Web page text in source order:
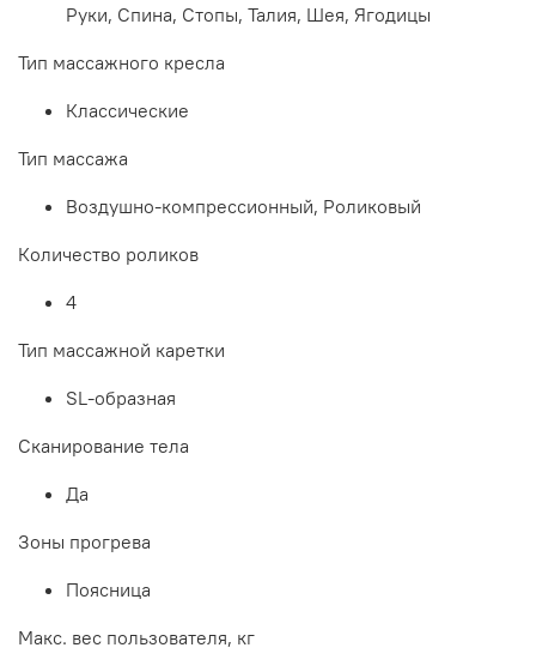
Руки, Спина, Стопы, Талия, Шея, Ягодицы
Тип массажного кресла
Классические
Тип массажа
Воздушно-компрессионный, Роликовый
Количество роликов
4
Тип массажной каретки
SL-образная
Сканирование тела
Да
Зоны прогрева
Поясница
Макс. вес пользователя, кг